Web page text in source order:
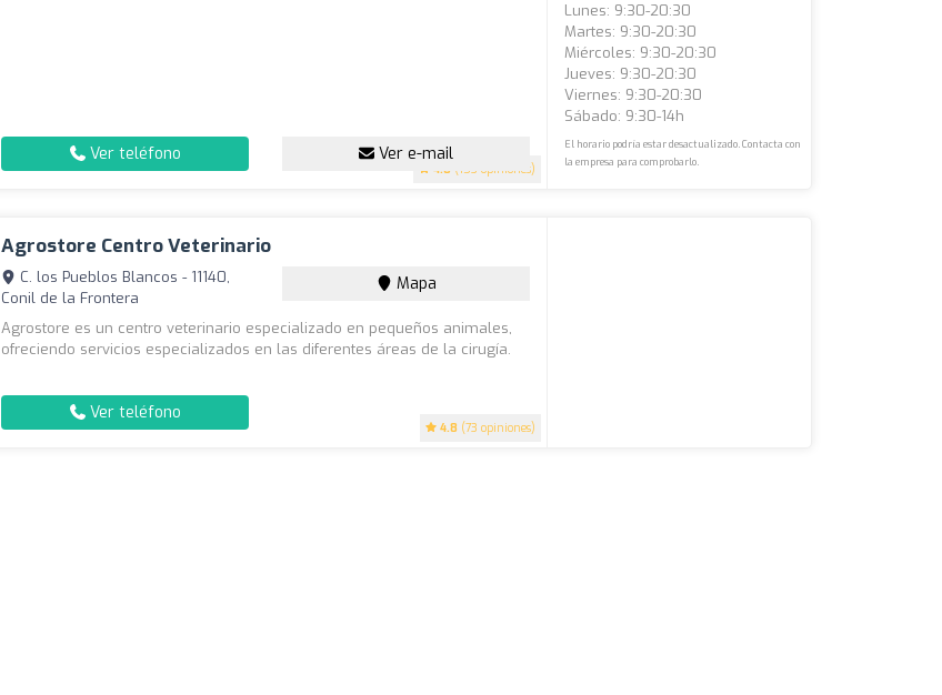
4.8 (153 opiniones)
Ver teléfono Ver e-mail
Lunes: 9:30-20:30
Martes: 9:30-20:30
Miércoles: 9:30-20:30
Jueves: 9:30-20:30
Viernes: 9:30-20:30
Sábado: 9:30-14h
El horario podría estar desactualizado. Contacta con
la empresa para comprobarlo.
Agrostore Centro Veterinario
4.8 (73 opiniones)
C. los Pueblos Blancos - 11140,
Conil de la Frontera
Mapa
Agrostore es un centro veterinario especializado en pequeños animales,
ofreciendo servicios especializados en las diferentes áreas de la cirugía.
Ver teléfono